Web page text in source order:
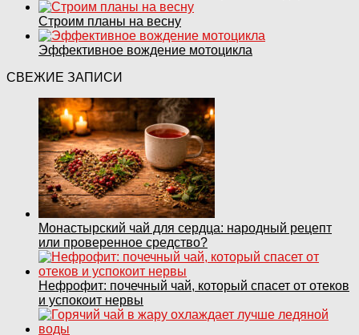
Строим планы на весну
Эффективное вождение мотоцикла
СВЕЖИЕ ЗАПИСИ
Монастырский чай для сердца: народный рецепт
или проверенное средство?
Нефрофит: почечный чай, который спасет от отеков
и успокоит нервы